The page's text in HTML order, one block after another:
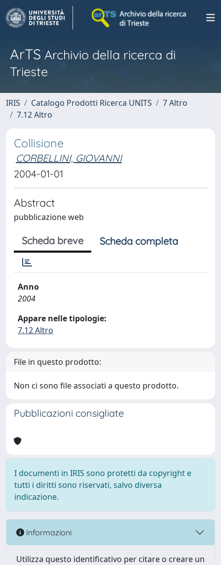
ArTS Archivio della ricerca di
Trieste
IRIS Catalogo Prodotti Ricerca UNITS
7 Altro
7.12 Altro
Collisione
CORBELLINI, GIOVANNI
2004-01-01
Abstract
pubblicazione web
Scheda breve Scheda completa
Anno
2004
Appare nelle tipologie:
7.12 Altro
File in questo prodotto:
Non ci sono file associati a questo prodotto.
Pubblicazioni consigliate
I documenti in IRIS sono protetti da copyright e
tutti i diritti sono riservati, salvo diversa
indicazione.
Informazioni
Utilizza questo identificativo per citare o creare un